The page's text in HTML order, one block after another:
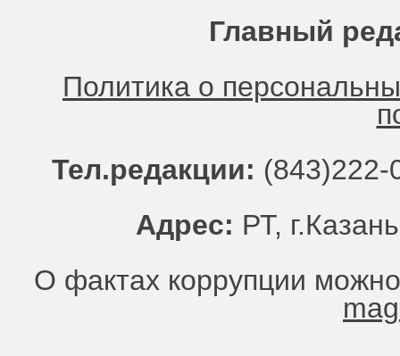
Главный
Политика о
Тел.редакции:
Адрес: РТ,
О фактах коррупции